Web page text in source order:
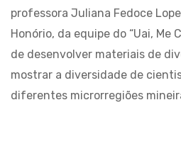
professora Juliana Fedoce
Honório, da equipe do “Uai, Me
de desenvolver materiais de
mostrar a diversidade de
diferentes microrregiões